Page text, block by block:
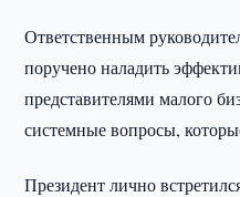
Ответственным
поручено наладить
представителями малого
системные вопросы,
Президент лично